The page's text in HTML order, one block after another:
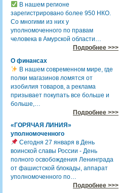
В нашем регионе
зарегистрировано более 950 НКО.
Со многими из них у
уполномоченного по правам
человека в Амурской области…
Подробнее >>>
О финансах
В нашем современном мире, где
полки магазинов ломятся от
изобилия товаров, а реклама
призывает покупать все больше и
больше,…
Подробнее >>>
«ГОРЯЧАЯ ЛИНИЯ»
уполномоченного
Сегодня 27 января в День
воинской славы России - День
полного освобождения Ленинграда
от фашистской блокады, аппарат
уполномоченного по…
Подробнее >>>